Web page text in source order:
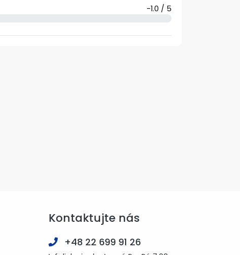
-1.0 / 5
Kontaktujte nás
+48 22 699 91 26